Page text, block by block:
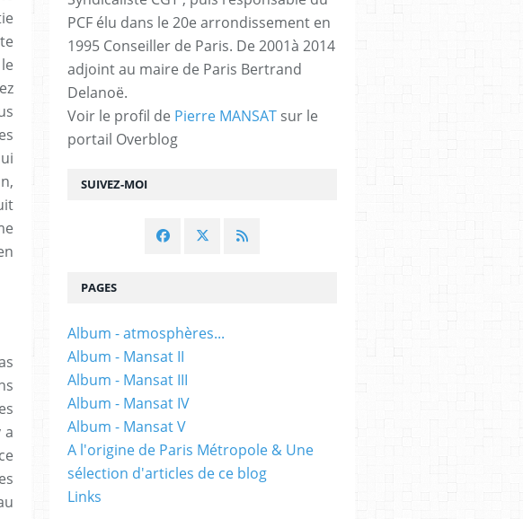
a
SUIVEZ-MOI
PCF élu dans le 20e arrondissement en
1995 Conseiller de Paris. De 2001à 2014
adjoint au maire de Paris Bertrand
Delanoë.
Voir le profil de Pierre MANSAT sur le
portail Overblog
PAGES
Album - atmosphères...
Album - Mansat II
Album - Mansat III
Album - Mansat IV
Album - Mansat V
A l'origine de Paris Métropole & Une
sélection d'articles de ce blog
Links